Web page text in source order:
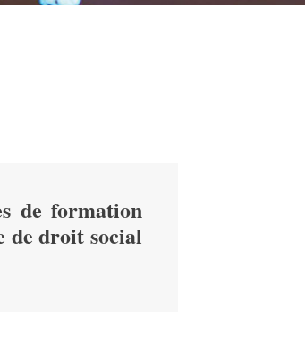
de formation
de droit social